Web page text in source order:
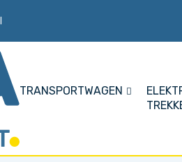
TRANSPORTWAGEN